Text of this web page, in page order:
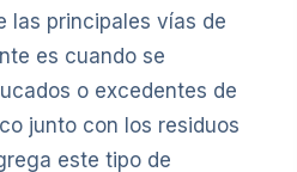
las principales vías de
es cuando se
o excedentes de
junto con los residuos
este tipo de